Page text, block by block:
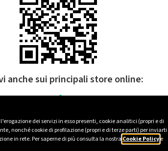
dei servizi in esso presenti, cookie analitici (propri e di
nonché cookie di profilazione (propri e di terze parti) per inviarti
in rete. Per saperne di più consulta la nostra Cookie Policye
anche sui principali store online: